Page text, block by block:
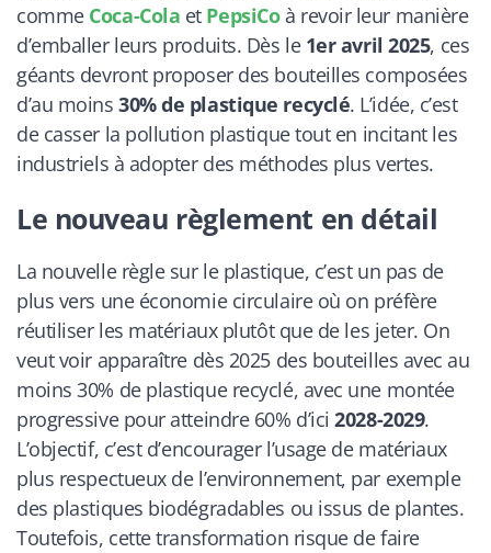
comme Coca-Cola et PepsiCoà revoir leur manière
d’emballer leurs produits. Dès le 1er avril 2025, ces
géants devront proposer des bouteilles composées
d’au moins30% de plastique recyclé. L’idée, c’est
de casser la pollution plastique tout en incitant les
industriels à adopter des méthodes plus vertes.
Le nouveau règlement en détail
La nouvelle règle sur le plastique, c’est un pas de
plus vers une économie circulaire où on préfère
réutiliser les matériaux plutôt que de les jeter. On
veut voir apparaître dès 2025 des bouteilles avec au
moins 30% de plastique recyclé, avec une montée
progressive pour atteindre 60% d’ici2028-2029.
L’objectif, c’est d’encourager l’usage de matériaux
plus respectueux de l’environnement, par exemple
des plastiques biodégradables ou issus de plantes.
Toutefois, cette transformation risque de faire